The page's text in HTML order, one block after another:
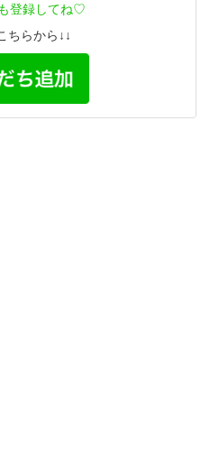
登録してね♡
ちらから↓↓